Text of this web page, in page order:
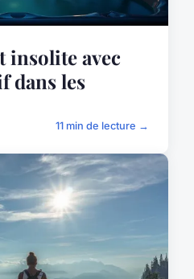
insolite avec
dans les
11 min de lecture →